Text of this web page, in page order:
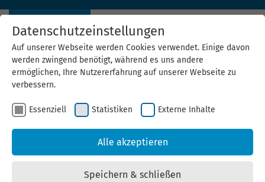
II. Fördermittel
Unternehmerstammtisch –
Datenschutzeinstellungen
Auf unserer Webseite werden Cookies verwendet. Einige davon
werden zwingend benötigt, während es uns andere
ermöglichen, Ihre Nutzererfahrung auf unserer Webseite zu
verbessern.
Essenziell Statistiken Externe Inhalte
Alle akzeptieren
Speichern & schließen